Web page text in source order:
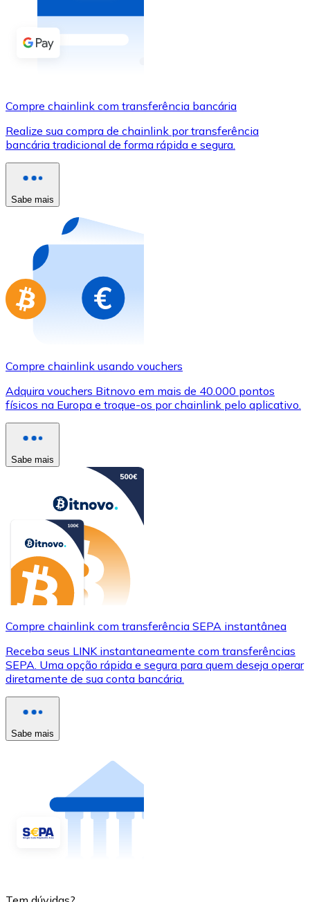
Comprar com dinheiro
Transferência SEPA
Use cartões Visa e Mastercard para comprar
Comprar com cartão
Compre cartões-presente das suas marcas favoritas
Ir para a loja de cartões-presente
Compre chainlink com transferência bancária
Realize sua compra de chainlink por transferência
bancária tradicional de forma rápida e segura.
Sabe mais
Compre chainlink usando vouchers
Adquira vouchers Bitnovo em mais de 40.000 pontos
físicos na Europa e troque-os por chainlink pelo aplicativo.
Sabe mais
Compre chainlink com transferência SEPA instantânea
Receba seus LINK instantaneamente com transferências
SEPA. Uma opção rápida e segura para quem deseja operar
diretamente de sua conta bancária.
Sabe mais